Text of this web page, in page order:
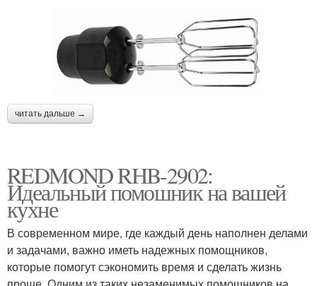
читать дальше →
REDMOND RHB-2902:
Идеальный помошник на вашей
кухне
В современном мире, где каждый день наполнен делами
и задачами, важно иметь надежных помощников,
которые помогут сэкономить время и сделать жизнь